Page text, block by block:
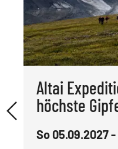
Altai
höchste
So 05.09.2027